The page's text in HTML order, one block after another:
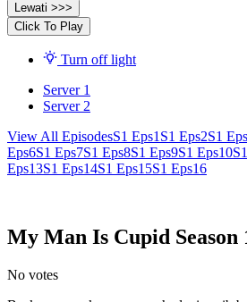
Lewati >>>
Click To Play
Turn off light
Server 1
Server 2
View All EpisodesS1 Eps1 S1 Eps2S1
Eps6S1 Eps7S1 Eps8S1 Eps9S1 Eps10
Eps13S1 Eps14S1 Eps15S1 Eps16
My Man Is Cupid Season
No votes